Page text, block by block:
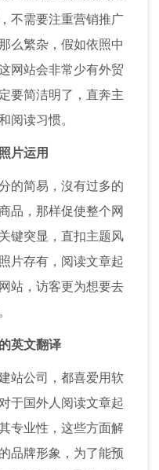
不需要注重营销推广
么繁杂，假如依照中
网站会非常少有外贸
要简洁明了，直奔主
阅读习惯。
片运用
的简易，沒有过多的
品，那样促使整个网
键突显，直扣主题风
片存有，阅读文章起
站，访客更为想要去
英文翻译
站公司，都喜爱用软
于国外人阅读文章起
专业性，这些方面解
品牌形象，为了能预